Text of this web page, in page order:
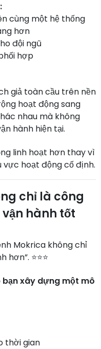
cùng một hệ thống
hơn
đội ngũ
hợp
giả toàn cầu trên nền
hoạt động sang
nhau mà không
hành hiện tại.
linh hoạt hơn thay vì
vực hoạt động cố định.
chỉ là công
hành tốt
Mokrica không chỉ
⭐⭐⭐
xây dựng một mô
thời gian